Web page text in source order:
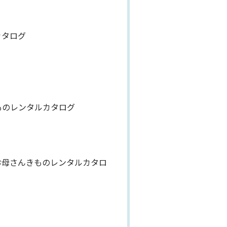
ログ
レンタルカタログ
さんきものレンタルカタロ